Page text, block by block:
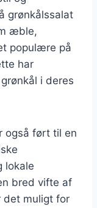
grønkålssalat
æble,
populære på
har
i deres
også ført til en
lokale
bred vifte af
det muligt for